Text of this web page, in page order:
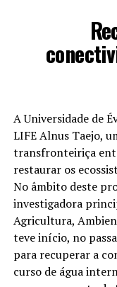
A Universidade de
LIFE Alnus Taejo,
transfronteiriça
restaurar os
No âmbito deste
investigadora
Agricultura,
teve início, no
para recuperar a
curso de água